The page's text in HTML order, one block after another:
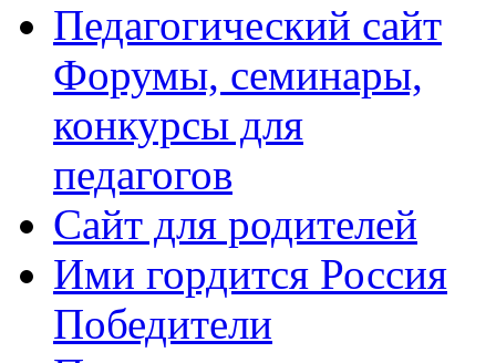
Педагогический сайт
Форумы, семинары,
конкурсы для
педагогов
Сайт для родителей
Ими гордится Россия
Победители